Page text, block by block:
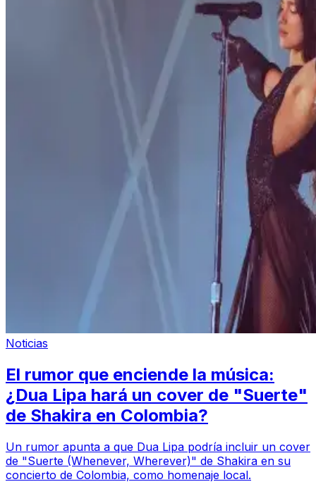
Noticias
El rumor que enciende la música:
¿Dua Lipa hará un cover de "Suerte"
de Shakira en Colombia?
Un rumor apunta a que Dua Lipa podría incluir un cover
de "Suerte (Whenever, Wherever)" de Shakira en su
concierto de Colombia, como homenaje local.